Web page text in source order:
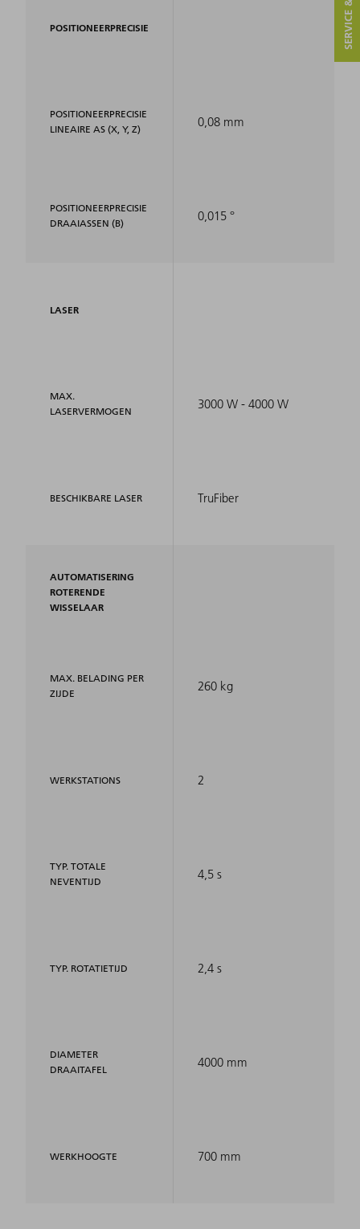
POSITIONEERPRECISIE
POSITIONEERPRECISIE
LINEAIRE AS (X, Y, Z)
POSITIONEERPRECISIE
DRAAIASSEN (B)
LASER
MAX.
LASERVERMOGEN
BESCHIKBARE LASER
AUTOMATISERING
ROTERENDE
WISSELAAR
MAX. BELADING PER
ZIJDE
WERKSTATIONS
TYP. TOTALE
NEVENTIJD
TYP. ROTATIETIJD
DIAMETER
DRAAITAFEL
WERKHOOGTE
0,08 mm
0,015 °
3000 W - 4000 W
TruFiber
260 kg
2
4,5 s
2,4 s
4000 mm
700 mm